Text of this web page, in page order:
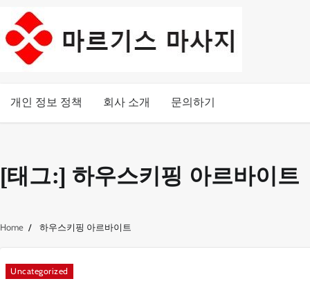
content
개인 정보 정책 회사 소개 문의하기
[태그:] 하우스키핑 아르바이트
Home 하우스키핑 아르바이트
Uncategorized